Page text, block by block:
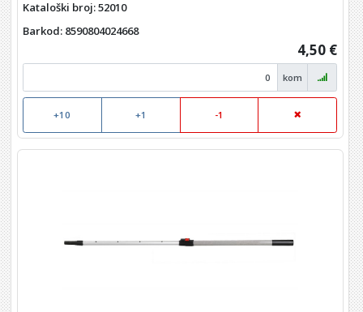
Kataloški broj: 52010
Barkod: 8590804024668
4,50 €
kom
+10 +1 -1